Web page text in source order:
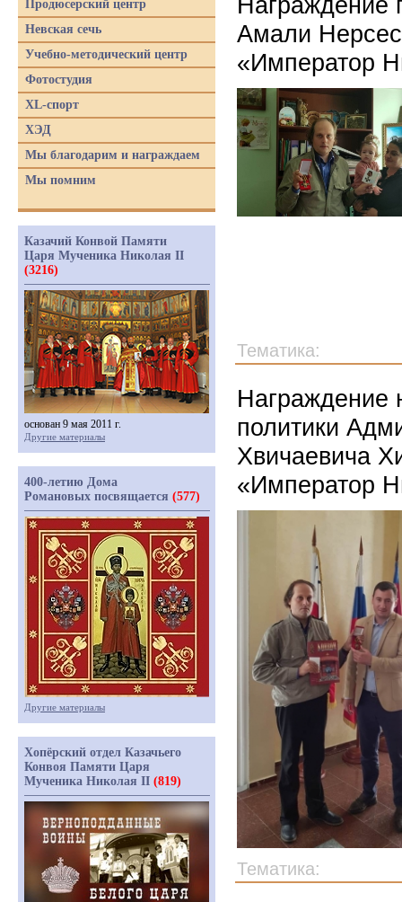
Амали
«Император
Тематика:
Награждение
политики
Хвичаевича
«Император
Тематика:
Продюсерский центр
Невская сечь
Учебно-методический центр
Фотостудия
XL-спорт
ХЭД
Мы благодарим и награждаем
Мы помним
Казачий Конвой Памяти
Царя Мученика Николая II
(3216)
основан 9 мая 2011 г.
Другие материалы
400-летию Дома
Романовых посвящается (577)
Другие материалы
Хопёрский отдел Казачьего
Конвоя Памяти Царя
Мученика Николая II (819)